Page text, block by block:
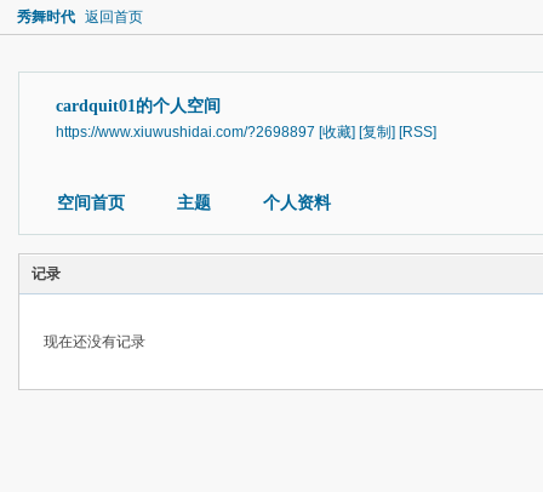
秀舞时代 返回首页
cardquit01的个人空间
https://www.xiuwushidai.com/?2698897 [收藏] [复制] [RSS]
空间首页 主题 个人资料
记录
现在还没有记录